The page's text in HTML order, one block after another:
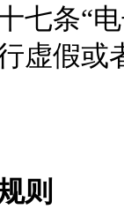
七条“
虚假
则